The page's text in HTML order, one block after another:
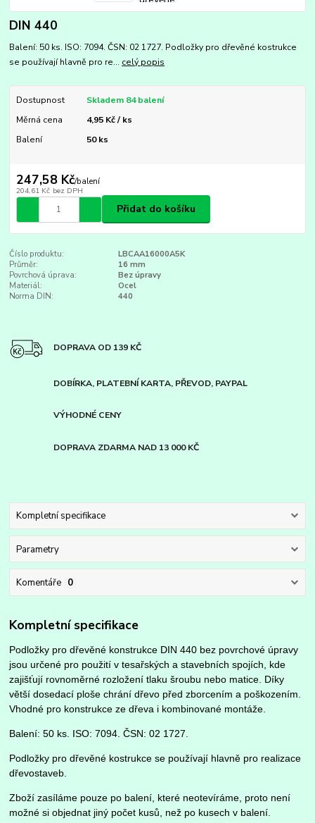
DIN 440
Balení: 50 ks. ISO: 7094. ČSN: 02 1727. Podložky pro dřevěné kostrukce
se používají hlavně pro re... celý popis
Dostupnost
Skladem 84 balení
Měrná cena
4,95 Kč / ks
Balení
50 ks
247,58 Kč/balení
204,61 Kč bez DPH
Přidat do košíku
Číslo produktu:
LBCAA16000A5K
Průměr:
16 mm
Povrchová úprava:
Bez úpravy
Materiál:
Ocel
Norma DIN:
440
DOPRAVA OD 139 KČ
DOBÍRKA, PLATEBNÍ KARTA, PŘEVOD, PAYPAL
VÝHODNÉ CENY
DOPRAVA ZDARMA NAD 13 000 KČ
Kompletní specifikace
Parametry
Komentáře 0
Kompletní specifikace
Podložky pro dřevěné konstrukce DIN 440 bez povrchové úpravy
jsou určené pro použití v tesařských a stavebních spojích, kde
zajišťují rovnoměrné rozložení tlaku šroubu nebo matice. Díky
větší dosedací ploše chrání dřevo před zborcením a poškozením.
Vhodné pro konstrukce ze dřeva i kombinované montáže.
Balení: 50 ks. ISO: 7094. ČSN: 02 1727.
Podložky pro dřevěné kostrukce se používají hlavně pro realizace
dřevostaveb.
Zboží zasíláme pouze po balení, které neotevíráme, proto není
možné si objednat jiný počet kusů, než po kusech v balení.